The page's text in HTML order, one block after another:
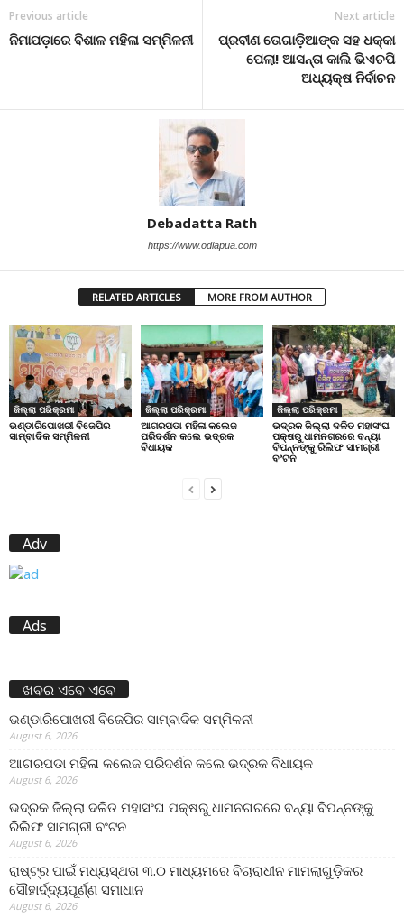
Previous article
ନିମାପଡ଼ାରେ ବିଶାଳ ମହିଳା ସମ୍ମିଳନୀ
Next article
ପ୍ରବୀଣ ତୋଗାଡ଼ିଆଙ୍କ ସହ ଧକ୍କା
ପେଲା! ଆସନ୍ତା କାଲି ଭିଏଚପି
ଅଧ୍ୟକ୍ଷ ନିର୍ବାଚନ
Debadatta Rath
https://www.odiapua.com
RELATED ARTICLES MORE FROM AUTHOR
ଜିଲ୍ଲା ପରିକ୍ରମା
ଭଣ୍ଡାରିପୋଖରୀ ବିଜେପିର
ସାମ୍ବାଦିକ ସମ୍ମିଳନୀ
ଜିଲ୍ଲା ପରିକ୍ରମା
ଆଗରପଡା ମହିଳା କଲେଜ
ପରିଦର୍ଶନ କଲେ ଭଦ୍ରକ
ବିଧାୟକ
ଜିଲ୍ଲା ପରିକ୍ରମା
ଭଦ୍ରକ ଜିଲ୍ଲା ଦଳିତ ମହାସଂଘ
ପକ୍ଷରୁ ଧାମନଗରରେ ବନ୍ୟା
ବିପନ୍ନଙ୍କୁ ରିଲିଫ ସାମଗ୍ରୀ
ବଂଟନ
Adv
Ads
ଖବର ଏବେ ଏବେ
ଭଣ୍ଡାରିପୋଖରୀ ବିଜେପିର ସାମ୍ବାଦିକ ସମ୍ମିଳନୀ
August 6, 2026
ଆଗରପଡା ମହିଳା କଲେଜ ପରିଦର୍ଶନ କଲେ ଭଦ୍ରକ ବିଧାୟକ
August 6, 2026
ଭଦ୍ରକ ଜିଲ୍ଲା ଦଳିତ ମହାସଂଘ ପକ୍ଷରୁ ଧାମନଗରରେ ବନ୍ୟା ବିପନ୍ନଙ୍କୁ
ରିଲିଫ ସାମଗ୍ରୀ ବଂଟନ
August 6, 2026
ରାଷ୍ଟ୍ର ପାଇଁ ମଧ୍ୟସ୍ଥତା ୩.୦ ମାଧ୍ୟମରେ ବିଚାରାଧୀନ ମାମଲାଗୁଡ଼ିକର
ସୌହାର୍ଦ୍ଦ୍ୟପୂର୍ଣ୍ଣ ସମାଧାନ
August 6, 2026